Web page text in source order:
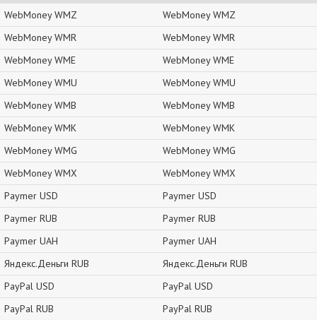
WebMoney WMZ
WebMoney WMR
WebMoney WME
WebMoney WMU
WebMoney WMB
WebMoney WMK
WebMoney WMG
WebMoney WMX
Paymer USD
Paymer RUB
Paymer UAH
Яндекс.Деньги RUB
PayPal USD
PayPal RUB
WebMoney WMZ
WebMoney WMR
WebMoney WME
WebMoney WMU
WebMoney WMB
WebMoney WMK
WebMoney WMG
WebMoney WMX
Paymer USD
Paymer RUB
Paymer UAH
Яндекс.Деньги RUB
PayPal USD
PayPal RUB